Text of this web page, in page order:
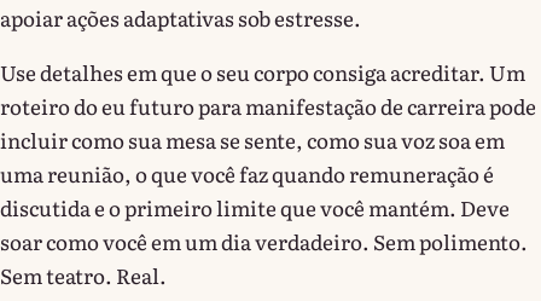
apoiar ações adaptativas sob estresse.
Use detalhes em que o seu corpo consiga acreditar. Um
roteiro do eu futuro para manifestação de carreira pode
incluir como sua mesa se sente, como sua voz soa em
uma reunião, o que você faz quando remuneração é
discutida e o primeiro limite que você mantém. Deve
soar como você em um dia verdadeiro. Sem polimento.
Sem teatro. Real.